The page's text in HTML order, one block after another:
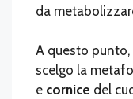
da
A questo
scelgo la
e cornice del